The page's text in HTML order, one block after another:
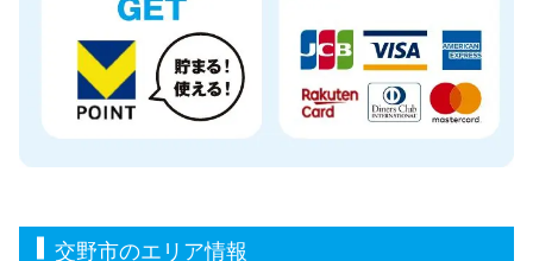
交野市のエリア情報